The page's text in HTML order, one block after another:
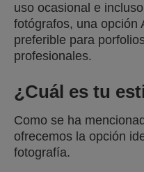
uso ocasional e
fotógrafos, una opción
preferible para
profesionales.
¿Cuál es tu
Como se ha
ofrecemos la opción
fotografía.